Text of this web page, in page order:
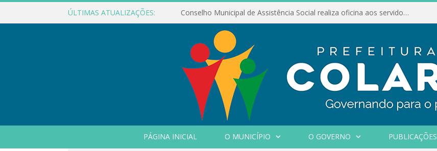
ÚLTIMAS ATUALIZAÇÕES: Conselho Municipal de Assistência Social realiza oficina aos servidores
PÁGINA INICIAL O MUNICÍPIO O GOVERNO PUBLICAÇÕES